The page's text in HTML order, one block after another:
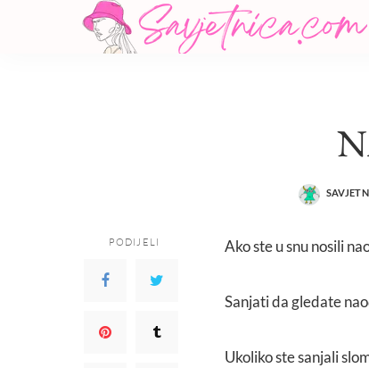
POSTED
PODIJELI Ako ste u snu nosili
Sanjati da gledate
Ukoliko ste sanjali